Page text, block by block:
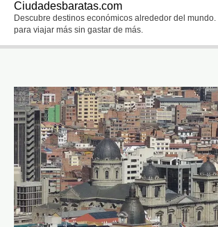
Ciudadesbaratas.com
Descubre destinos económicos alrededor del
para viajar más sin gastar de más.